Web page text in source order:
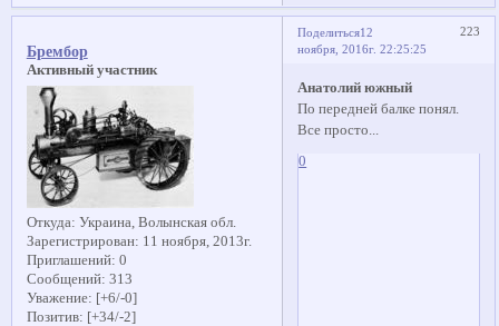
Поделиться 223
12
ноября, 2016г. 22:25:25
Брембор
Активный участник
Откуда: Украина, Волынская обл.
Зарегистрирован: 11 ноября, 2013г.
Приглашений: 0
Сообщений: 313
Уважение: [+6/-0]
Позитив: [+34/-2]
Анатолий южный
По передней балке понял.
Все просто...
0